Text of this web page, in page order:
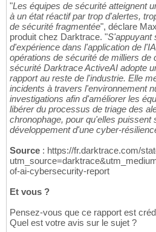
"Les équipes de sécurité atteignent
à un état réactif par trop d'alertes,
de sécurité fragmentée", déclare
produit chez Darktrace. "S'appuyant
d'expérience dans l'application de
opérations de sécurité de milliers de
sécurité Darktrace ActiveAI adopte
rapport au reste de l'industrie. Elle
incidents à travers l'environnement
investigations afin d'améliorer les
libérer du processus de triage des
chronophage, pour qu'elles puissent
développement d'une cyber-
Source : https://fr.darktrace.com/
of-ai-cybersecurity-report
Et vous ?
Pensez-vous que ce rapport est
Quel est votre avis sur le sujet ?